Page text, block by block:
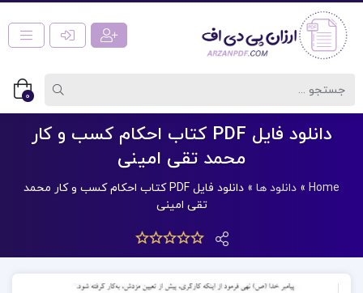
0
دانلود فایل PDF کتاب احکام کسب و کار
محمد تقی امینی
Home
» دانلود ها »
دانلود فایل PDF کتاب احکام کسب و کار محمد
تقی امینی